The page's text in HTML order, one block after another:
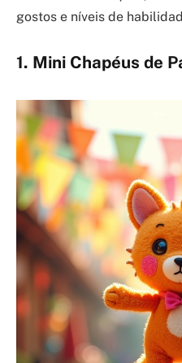
gostos e níveis de
1. Mini Chapéus de